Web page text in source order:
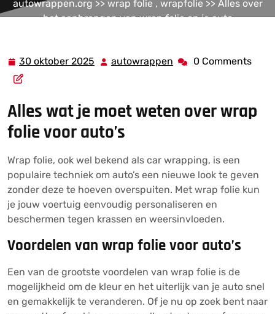
autowrappen.org >> wrap folie, wrapfolie>> Alles over
het aanbrengen van wrap folie op je auto
30 oktober 2025 30 autowrappen autowrappen
0 Comments
Alles wat je moet weten over wrap
folie voor auto’s
Wrap folie, ook wel bekend als car wrapping, is een
populaire techniek om auto’s een nieuwe look te geven
zonder deze te hoeven overspuiten. Met wrap folie kun
je jouw voertuig eenvoudig personaliseren en
beschermen tegen krassen en weersinvloeden.
Voordelen van wrap folie voor auto’s
Een van de grootste voordelen van wrap folie is de
mogelijkheid om de kleur en het uiterlijk van je auto snel
en gemakkelijk te veranderen. Of je nu op zoek bent naar